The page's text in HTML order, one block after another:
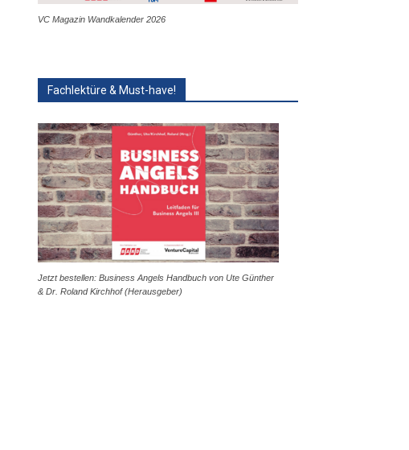
VC Magazin Wandkalender 2026
Fachlektüre & Must-have!
Jetzt bestellen: Business Angels Handbuch von Ute Günther
& Dr. Roland Kirchhof (Herausgeber)